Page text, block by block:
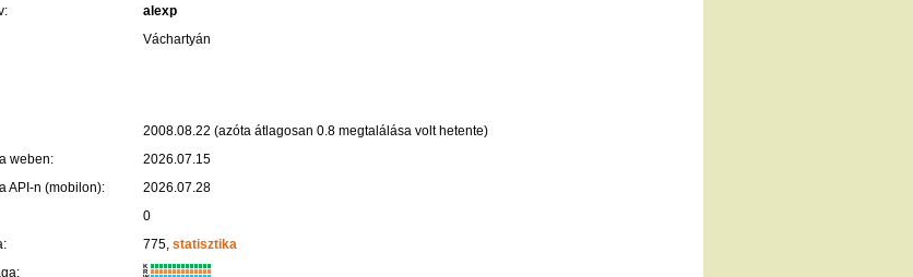
alexp
Váchartyán
2008.08.22 (azóta átlagosan 0.8 megtalálása volt hetente)
weben:
2026.07.15
API-n (mobilon):
2026.07.28
0
775, statisztika
K
R